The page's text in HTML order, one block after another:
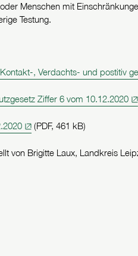
Menschen mit
Testung.
, Verdachts- und postitiv
Ziffer 6 vom 10.12.2020
(PDF, 461 kB)
von Brigitte Laux, Landkreis